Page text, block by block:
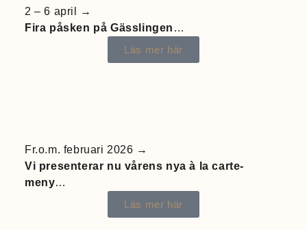
2 – 6 april →
Fira påsken på Gässlingen …
Läs mer här
Fr.o.m. februari 2026 →
Vi presenterar nu vårens nya à la carte-
meny…
Läs mer här